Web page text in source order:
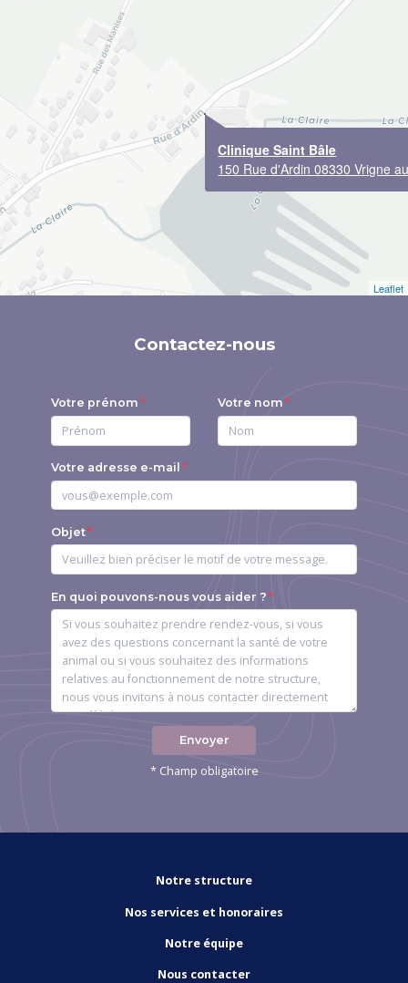
Clinique Saint Bâle
150 Rue d'Ardin 08330 Vrigne
Leaflet
Contactez-nous
Votre prénom Votre nom
Votre adresse e-mail
Objet
En quoi pouvons-nous vous aider ?
Envoyer
* Champ obligatoire
Notre structure
Nos services et honoraires
Notre équipe
Nous contacter